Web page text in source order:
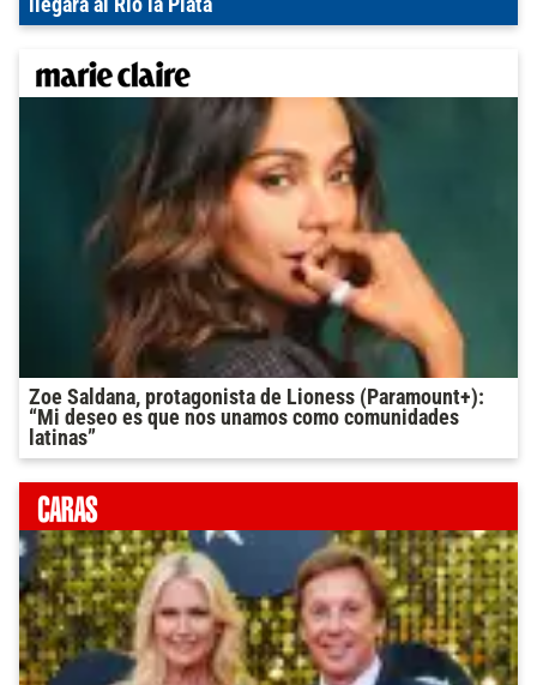
llegará al Río la Plata
Zoe Saldana, protagonista de Lioness (Paramount+):
“Mi deseo es que nos unamos como comunidades
latinas”